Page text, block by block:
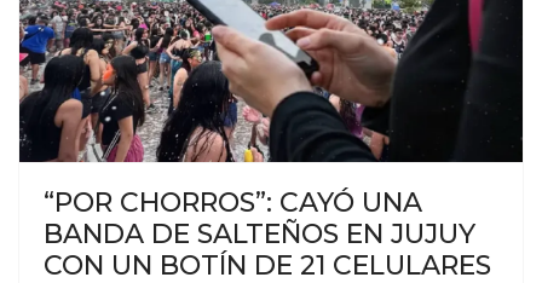
“POR CHORROS”: CAYÓ UNA
BANDA DE SALTEÑOS EN JUJUY
CON UN BOTÍN DE 21 CELULARES